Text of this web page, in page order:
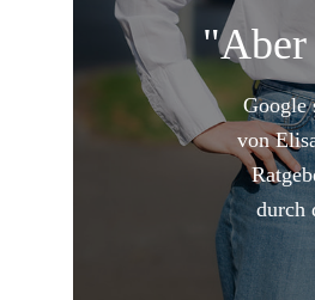
"Aber
Google
von
durch